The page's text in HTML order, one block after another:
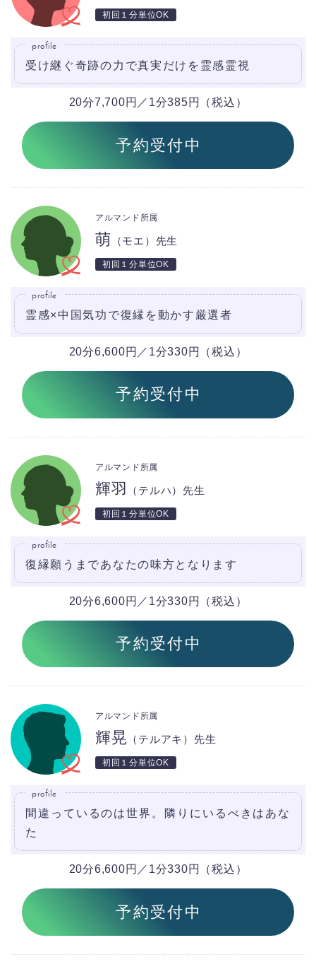
初回１分単位OK
profile
受け継ぐ奇跡の力で真実だけを霊感霊視
20分7,700円／1分385円（税込）
予約受付中
萌 （モエ）先生
アルマンド所属
初回１分単位OK
profile
霊感×中国気功で復縁を動かす厳選者
20分6,600円／1分330円（税込）
予約受付中
輝羽 （テルハ）先生
アルマンド所属
初回１分単位OK
profile
復縁願うまであなたの味方となります
20分6,600円／1分330円（税込）
予約受付中
輝晃 （テルアキ）先生
アルマンド所属
初回１分単位OK
profile
間違っているのは世界。隣りにいるべきはあな
た
20分6,600円／1分330円（税込）
予約受付中